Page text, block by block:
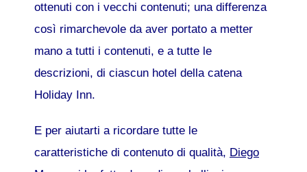
ottenuti con i vecchi contenuti; una differenza
così rimarchevole da aver portato a metter
mano a tutti i contenuti, e a tutte le
descrizioni, di ciascun hotel della catena
Holiday Inn.
E per aiutarti a ricordare tutte le
caratteristiche di contenuto di qualità, Diego